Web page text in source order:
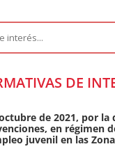
DE
de 2021, por
en régimen
juvenil en las